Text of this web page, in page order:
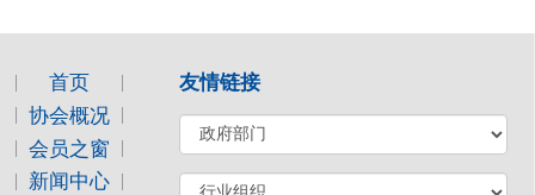
首页
协会概况
会员之窗
新闻中心
友情链接